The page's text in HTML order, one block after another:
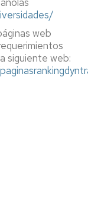
web
siguiente web: